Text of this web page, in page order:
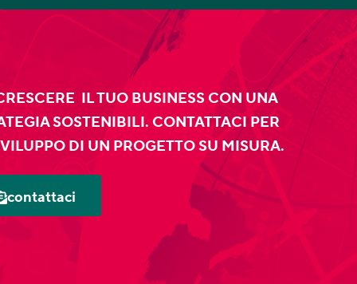
IL TUO BUSINESS CON UNA
SOSTENIBILI. CONTATTACI PER
DI UN PROGETTO SU MISURA.
contattaci